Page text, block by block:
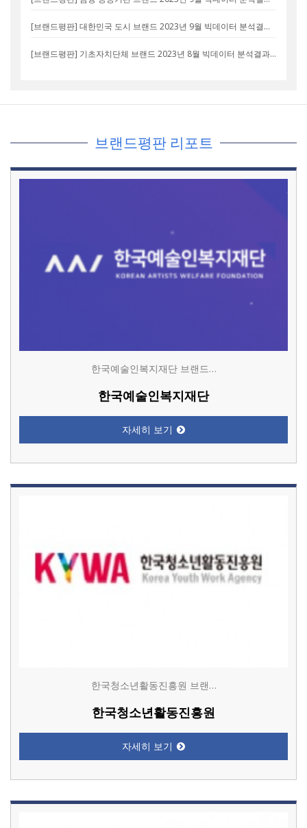
[브랜드평판] 대한민국 도시 브랜드 2023년 9월 빅데이터 분석결과... 1위 서울시, 2위 부산시, 3위 수원시
[브랜드평판] 기초자치단체 브랜드 2023년 8월 빅데이터 분석결과...1위 서초구, 2위 강남구, 3위 천안시
브랜드평판 리포트
한국예술인복지재단 브랜드…
한국예술인복지재단
자세히 보기
한국청소년활동진흥원 브랜…
한국청소년활동진흥원
자세히 보기